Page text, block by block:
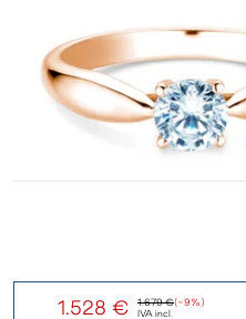
1.679 €(-9%)
1.528 € IVA incl.